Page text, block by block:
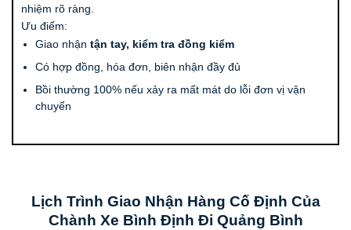
nhiệm rõ ràng.
Ưu điểm:
Giao nhận tận tay, kiểm tra đồng kiểm
Có hợp đồng, hóa đơn, biên nhận đầy đủ
Bồi thường 100% nếu xảy ra mất mát do lỗi đơn vị vận
chuyển
Lịch Trình Giao Nhận Hàng Cố Định Của
Chành Xe Bình Định Đi Quảng Bình